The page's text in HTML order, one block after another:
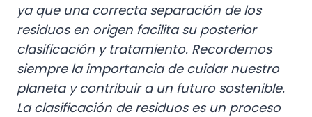
ya que una correcta separación de los
residuos en origen facilita su posterior
clasificación y tratamiento. Recordemos
siempre la importancia de cuidar nuestro
planeta y contribuir a un futuro sostenible.
La clasificación de residuos es un proceso